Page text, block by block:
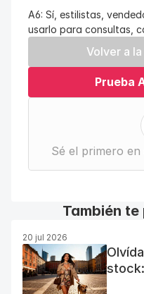
A6: Sí, estilistas,
usarlo para consultas,
Volver a
Prueba
Sé el primero
También
20 jul 2026